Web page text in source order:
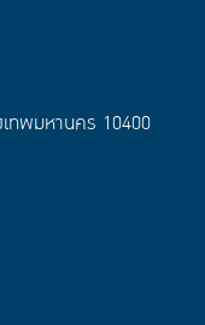
ทพมหานคร 10400